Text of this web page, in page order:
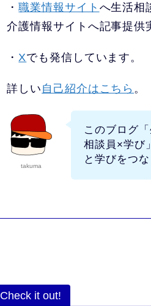
・職業情報サイト へ生活相
介護情報サイトへ記事提供
・ Xでも発信しています。
詳しい 自己紹介はこちら 。
takuma
このブログ
相談員×学び」
と学びをつ
Check it out!